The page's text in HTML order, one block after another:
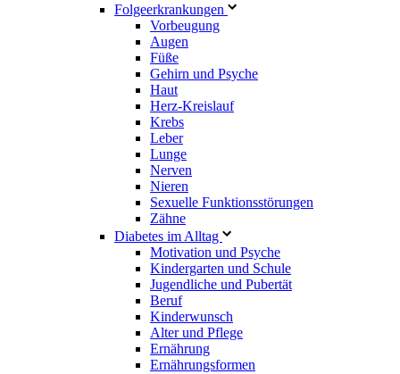
Folgeerkrankungen
Vorbeugung
Augen
Füße
Gehirn und Psyche
Haut
Herz-Kreislauf
Krebs
Leber
Lunge
Nerven
Nieren
Sexuelle Funktionsstörungen
Zähne
Diabetes im Alltag
Motivation und Psyche
Kindergarten und Schule
Jugendliche und Pubertät
Beruf
Kinderwunsch
Alter und Pflege
Ernährung
Ernährungsformen